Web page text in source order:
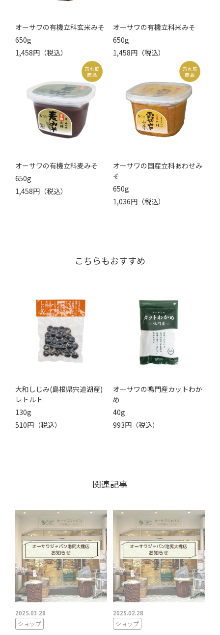
オーサワの有機立科玄米みそ
650g
1,458円（税込）
オーサワの有機立科米みそ
650g
1,458円（税込）
オーサワの有機立科麦みそ
650g
1,458円（税込）
オーサワの国産立科あわせみ
そ
650g
1,036円（税込）
こちらもおすすめ
大和しじみ(島根県宍道湖産)
レトルト
130g
510円（税込）
オーサワの鳴門産カットわか
め
40g
993円（税込）
関連記事
2025.03.28
ショップ
2025.02.28
ショップ